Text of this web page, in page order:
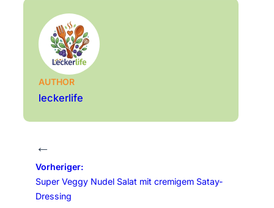
AUTHOR
leckerlife
←
Vorheriger:
Super Veggy Nudel Salat mit cremigem Satay-
Dressing